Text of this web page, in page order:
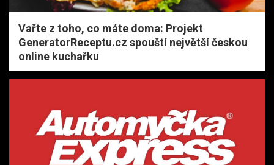
Vařte z toho, co máte doma: Projekt
GeneratorReceptu.cz spouští největší českou
online kuchařku